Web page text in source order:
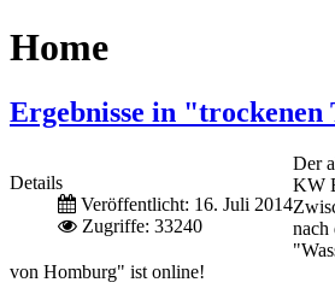
Home
Ergebnisse in "trockenen
Details
Veröffentlicht: 16. Juli 2014
Zugriffe: 33240
Der
KW
nach
von Homburg" ist online!